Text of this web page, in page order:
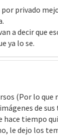
por privado
a decir que
ya lo se.
(Por lo que
de
hace tiempo
le dejo los